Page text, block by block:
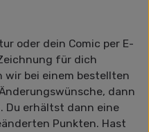
oder dein Comic per E-
für dich
bei einem bestellten
dann
Du erhältst dann eine
Punkten. Hast